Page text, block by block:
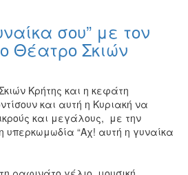
σου” με τον
Θέατρο Σκιών
Κρήτης και η κεφάτη
και αυτή η Κυριακή να
και μεγάλους, με την
“Αχ! αυτή η γυναίκα